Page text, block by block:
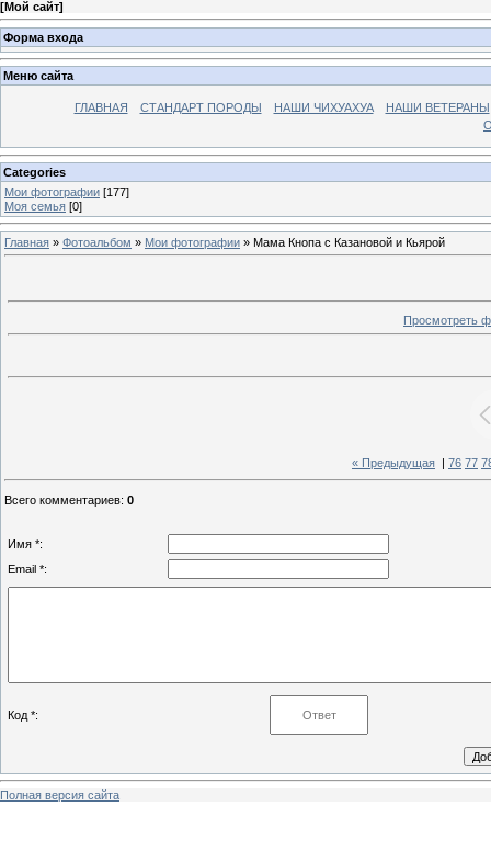
[Мой сайт]
Форма входа
Меню сайта
ГЛАВНАЯ СТАНДАРТ ПОРОДЫ НАШИ ЧИХУАХУА
НАШИ ВЕТЕРАНЫ
Categories
Мои фотографии [177]
Моя семья [0]
Главная » Фотоальбом » Мои фотографии » Мама Кнопа с Казановой и Кьярой
Просмотреть
« Предыдущая 76 77
Всего комментариев: 0
Имя *:
Email *:
Код *:
Полная версия сайта